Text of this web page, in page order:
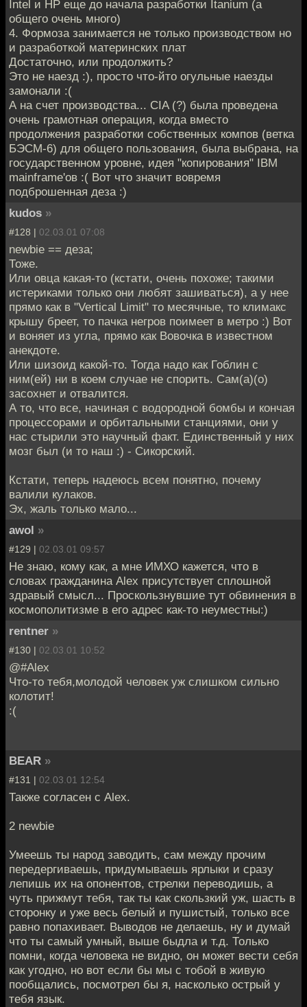
Intel и HP еще до начала разработки Itanium (а
общего очень много)
4. Формоза занимается не только производством но
и разработкой материнских плат
Достаточно, или продолжить?
Это не наезд :), просто что-йто огульные наезды
замонали :(
А на счет производства... CIA (?) была проведена
очень грамотная операция, когда вместо
продолжения разработки собственных компов (ветка
БЭСМ-6) для общего пользования, была выбрана, на
государственном уровне, идея "копирования" IBM
mainframe'ов :( Вот что значит вовремя
подброшенная деза :)
kudos »
#128 | 02.03.01 07:08
newbie == деза;
Тоже.
Или овца какая-то (кстати, очень похоже; такими
истериками только они любят зашиваться), а у нее
прямо как в "Vertical Limit" то месячные, то климакс
крышу бреет, то пачка негров поимеет в метро :) Вот
и воняет из угла, прямо как Вовочка в известном
анекдоте.
Или шизоид какой-то. Тогда надо как Гоблин с
ним(ей) ни в коем случае не спорить. Сам(а)(о)
засохнет и отвалится.
А то, что все, начиная с водородной бомбы и кончая
процессорами и орбитальными станциями, они у
нас стырили это научный факт. Единственный у них
мозг был (и то наш :) - Сикорский.
Кстати, теперь надеюсь всем понятно, почему
валили кулаков.
Эх, жаль только мало...
awol »
#129 | 02.03.01 09:57
Не знаю, кому как, а мне ИМХО кажется, что в
словах гражданина Alex присутствует сплошной
здравый смысл... Проскользнувшие тут обвинения в
космополитизме в его адрес как-то неуместны:)
rentner »
#130 | 02.03.01 10:52
@#Alex
Что-то тебя,молодой человек уж слишком сильно
колотит!
:(
BEAR »
#131 | 02.03.01 12:54
Также согласен с Alex.
2 newbie
Умеешь ты народ заводить, сам между прочим
передергиваешь, придумываешь ярлыки и сразу
лепишь их на опонентов, стрелки переводишь, а
чуть прижмут тебя, так ты как скользкий уж, шасть в
сторонку и уже весь белый и пушистый, только все
равно попахивает. Выводов не делаешь, ну и думай
что ты самый умный, выше быдла и т.д. Только
помни, когда человека не видно, он может вести себя
как угодно, но вот если бы мы с тобой в живую
пообщались, посмотрел бы я, насколько острый у
тебя язык.